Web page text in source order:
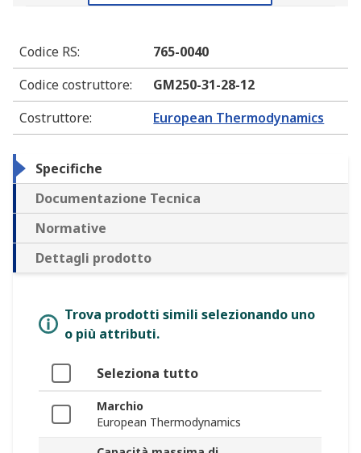
Codice RS:
765-0040
Codice costruttore:
GM250-31-28-12
Costruttore: European Thermodynamics
Specifiche
Documentazione Tecnica
Normative
Dettagli prodotto
Trova prodotti simili selezionando uno
o più attributi.
Seleziona tutto
Marchio
European Thermodynamics